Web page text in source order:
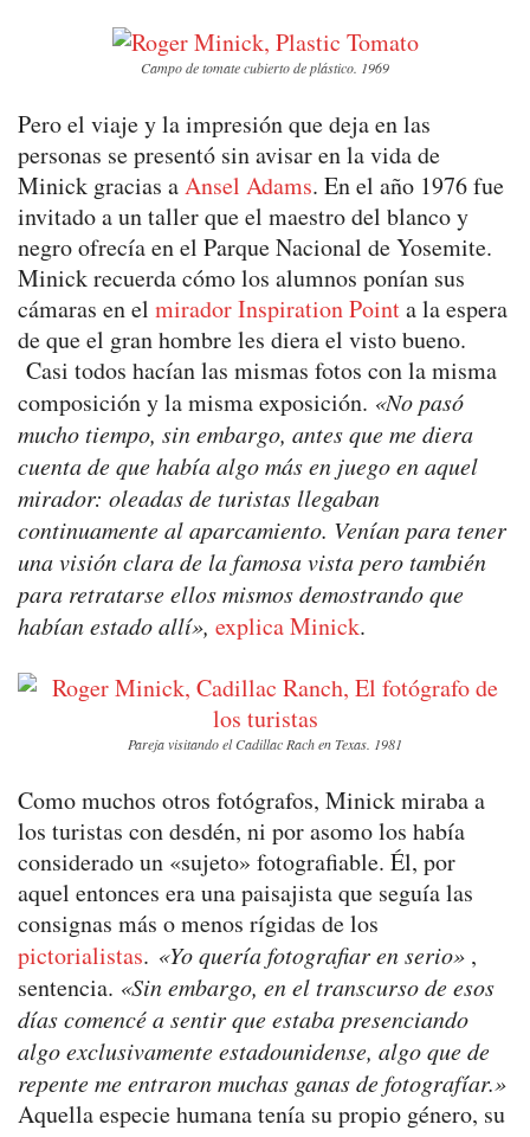
Campo de tomate cubierto de plástico. 1969
Pero el viaje y la impresión que deja en las
personas se presentó sin avisar en la vida de
Minick gracias aAnsel Adams. En el año 1976 fue
invitado a un taller que el maestro del blanco y
negro ofrecía en el Parque Nacional de Yosemite.
Minick recuerda cómo los alumnos ponían sus
cámaras en el mirador Inspiration Pointa la espera
de que el gran hombre les diera el visto bueno.
Casi todos hacían las mismas fotos con la misma
composición y la misma exposición. «No pasó
mucho tiempo, sin embargo, antes que me diera
cuenta de que había algo más en juego en aquel
mirador: oleadas de turistas llegaban
continuamente al aparcamiento. Venían para tener
una visión clara de la famosa vista pero también
para retratarse ellos mismos demostrando que
habían estado allí», explica Minick.
Pareja visitando el Cadillac Rach en Texas. 1981
Como muchos otros fotógrafos, Minick miraba a
los turistas con desdén, ni por asomo los había
considerado un «sujeto» fotografiable. Él, por
aquel entonces era una paisajista que seguía las
consignas más o menos rígidas de los
pictorialistas. «Yo quería fotografiar en serio» ,
sentencia. «Sin embargo, en el transcurso de esos
días comencé a sentir que estaba presenciando
algo exclusivamente estadounidense, algo que de
repente me entraron muchas ganas de fotografíar.»
Aquella especie humana tenía su propio género, su